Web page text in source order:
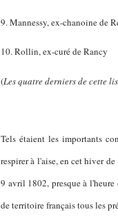
9. Mannessy, ex-chanoine de
10. Rollin, ex-curé de Rancy
(Les quatre derniers de cette
Tels étaient les importants
respirer à l'aise, en cet hiver
9 avril 1802, presque à
de territoire français tous les